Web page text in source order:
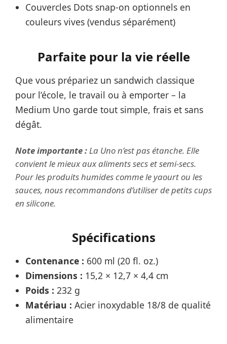
Couvercles Dots snap-on optionnels en
couleurs vives (vendus séparément)
Parfaite pour la vie réelle
Que vous prépariez un sandwich classique
pour l’école, le travail ou à emporter – la
Medium Uno garde tout simple, frais et sans
dégât.
Note importante :La Uno n’est pas étanche. Elle
convient le mieux aux aliments secs et semi-secs.
Pour les produits humides comme le yaourt ou les
sauces, nous recommandons d’utiliser de petits cups
en silicone.
Spécifications
Contenance : 600 ml (20 fl. oz.)
Dimensions : 15,2 × 12,7 × 4,4 cm
Poids : 232 g
Matériau : Acier inoxydable 18/8 de qualité
alimentaire